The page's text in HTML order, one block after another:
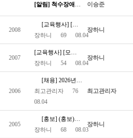
[알림] 척수장애인 솔루션위원회 온라인 상담실 운영 이승준
2008
[교육행사] [모집] 26년 척수장애인 기초재활교육 수강등록 안내
장하니
69 08.04
장하니
2007
[교육행사] [모집]2026년 대한척수학회 연수강좌 참가신청 안내
장하니
54 08.04
장하니
2006
[채용] 2026년 제1차 (사)한국척수장애인협회 직원채용 공고
최고관리자
76
08.04
최고관리자
2005
[홍보] (홍보)장애인 의료·요양 통합돌봄 사업
장하니
68 08.03
장하니